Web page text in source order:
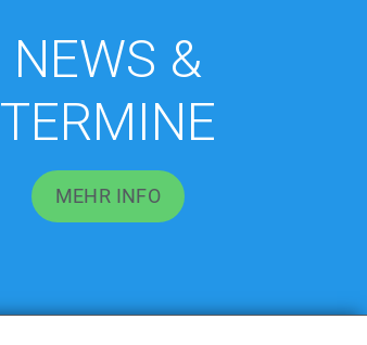
NEWS &
TERMINE
MEHR INFO